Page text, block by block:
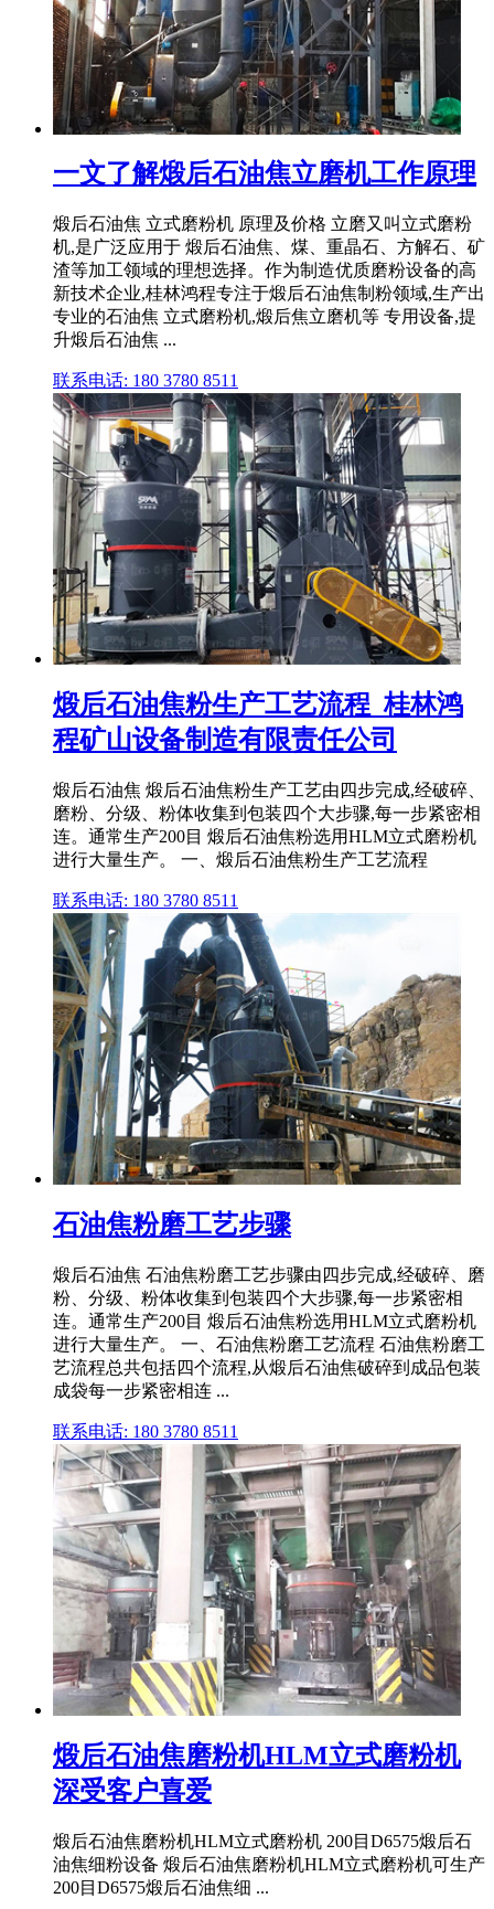
一文了解煅后石油焦立磨机工作原理
煅后石油焦 立式磨粉机 原理及价格 立磨又叫立式磨粉
机,是广泛应用于 煅后石油焦、煤、重晶石、方解石、矿
渣等加工领域的理想选择。作为制造优质磨粉设备的高
新技术企业,桂林鸿程专注于煅后石油焦制粉领域,生产出
专业的石油焦 立式磨粉机,煅后焦立磨机等 专用设备,提
升煅后石油焦 ...
联系电话: 180 3780 8511
煅后石油焦粉生产工艺流程_桂林鸿
程矿山设备制造有限责任公司
煅后石油焦 煅后石油焦粉生产工艺由四步完成,经破碎、
磨粉、分级、粉体收集到包装四个大步骤,每一步紧密相
连。通常生产200目 煅后石油焦粉选用HLM立式磨粉机
进行大量生产。 一、煅后石油焦粉生产工艺流程
联系电话: 180 3780 8511
石油焦粉磨工艺步骤
煅后石油焦 石油焦粉磨工艺步骤由四步完成,经破碎、磨
粉、分级、粉体收集到包装四个大步骤,每一步紧密相
连。通常生产200目 煅后石油焦粉选用HLM立式磨粉机
进行大量生产。 一、石油焦粉磨工艺流程 石油焦粉磨工
艺流程总共包括四个流程,从煅后石油焦破碎到成品包装
成袋每一步紧密相连 ...
联系电话: 180 3780 8511
煅后石油焦磨粉机HLM立式磨粉机
深受客户喜爱
煅后石油焦磨粉机HLM立式磨粉机 200目D6575煅后石
油焦细粉设备 煅后石油焦磨粉机HLM立式磨粉机可生产
200目D6575煅后石油焦细 ...